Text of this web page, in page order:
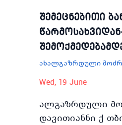
შემეცნებითი
ახალგაზრდული
Wed, 19 June
ალგაზრდული
დავითიანნი ქ